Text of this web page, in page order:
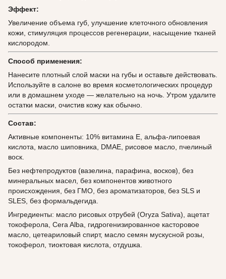
Эффект:
Увеличение объема губ, улучшение клеточного обновления
кожи, стимуляция процессов регенерации, насыщение тканей
кислородом.
Способ применения:
Нанесите плотный слой маски на губы и оставьте действовать.
Используйте в салоне во время косметологических процедур
или в домашнем уходе — желательно на ночь. Утром удалите
остатки маски, очистив кожу как обычно.
Состав:
Активные компоненты: 10% витамина Е, альфа-липоевая
кислота, масло шиповника, DMAE, рисовое масло, пчелиный
воск.
Без нефтепродуктов (вазелина, парафина, восков), без
минеральных масел, без компонентов животного
происхождения, без ГМО, без ароматизаторов, без SLS и
SLES, без формальдегида.
Ингредиенты: масло рисовых отрубей (Oryza Sativa), ацетат
токоферола, Cera Alba, гидрогенизированное касторовое
масло, цетеариловый спирт, масло семян мускусной розы,
токоферол, тиоктовая кислота, отдушка.